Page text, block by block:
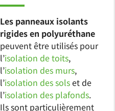
Les panneaux isolants
rigides en polyuréthane
peuvent être utilisés pour
l’isolation de toits,
l’isolation des murs,
l’isolation des solset de
l’isolation des plafonds.
Ils sont particulièrement